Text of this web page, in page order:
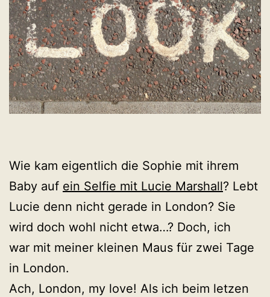
Wie kam eigentlich die Sophie mit ihrem
Baby auf ein Selfie mit Lucie Marshall? Lebt
Lucie denn nicht gerade in London? Sie
wird doch wohl nicht etwa…? Doch, ich
war mit meiner kleinen Maus für zwei Tage
in London.
Ach, London, my love! Als ich beim letzen